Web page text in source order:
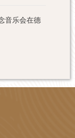
音乐会在德